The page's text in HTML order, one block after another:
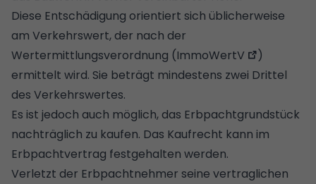
Diese Entschädigung orientiert sich üblicherweise
am Verkehrswert, der nach der
Wertermittlungsverordnung (ImmoWertV
)
ermittelt wird. Sie beträgt mindestens zwei Drittel
des Verkehrswertes.
Es ist jedoch auch möglich, das Erbpachtgrundstück
nachträglich zu kaufen. Das Kaufrecht kann im
Erbpachtvertrag festgehalten werden.
Verletzt der Erbpachtnehmer seine vertraglichen